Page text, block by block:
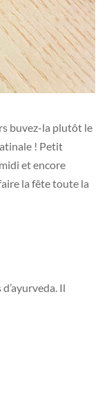
buvez-la plutôt le
! Petit
et encore
la fête toute la
Il